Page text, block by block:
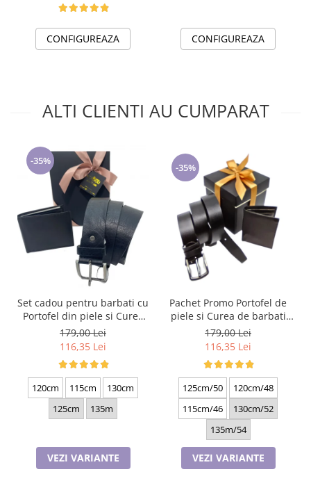
CONFIGUREAZA CONFIGUREAZA
ALTI CLIENTI AU CUMPARAT
-35%
Set cadou pentru barbati cu
Portofel din piele si Curea
de barbati, negru 2210-4
179,00 Lei
116,35 Lei
120cm 115cm
130cm
125cm
135m
VEZI VARIANTE
-35%
Pachet Promo Portofel de
piele si Curea de barbati
neagra C130N-1881.4
179,00 Lei
116,35 Lei
125cm/50
120cm/48
115cm/46
130cm/52
135m/54
VEZI VARIANTE